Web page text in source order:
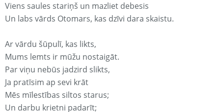
Viens saules stariņš un mazliet debesis
Un labs vārds Otomars, kas dzīvi dara skaistu.
Ar vārdu šūpulī, kas likts,
Mums lemts ir mūžu nostaigāt.
Par viņu nebūs jadzird slikts,
Ja pratīsim ap sevi krāt
Mēs mīlestības siltos starus;
Un darbu krietni padarīt;